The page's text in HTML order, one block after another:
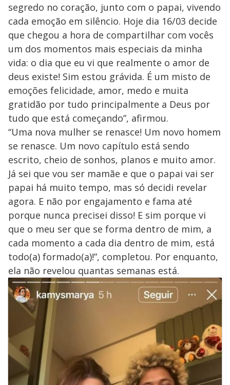
segredo no coração, junto com o papai, vivendo
cada emoção em silêncio. Hoje dia 16/03 decide
que chegou a hora de compartilhar com vocês
um dos momentos mais especiais da minha
vida: o dia que eu vi que realmente o amor de
deus existe! Sim estou grávida. É um misto de
emoções felicidade, amor, medo e muita
gratidão por tudo principalmente a Deus por
tudo que está começando”, afirmou.
“Uma nova mulher se renasce! Um novo homem
se renasce. Um novo capítulo está sendo
escrito, cheio de sonhos, planos e muito amor.
Já sei que vou ser mamãe e que o papai vai ser
papai há muito tempo, mas só decidi revelar
agora. E não por engajamento e fama até
porque nunca precisei disso! E sim porque vi
que o meu ser que se forma dentro de mim, a
cada momento a cada dia dentro de mim, está
todo(a) formado(a)!”, completou. Por enquanto,
ela não revelou quantas semanas está.